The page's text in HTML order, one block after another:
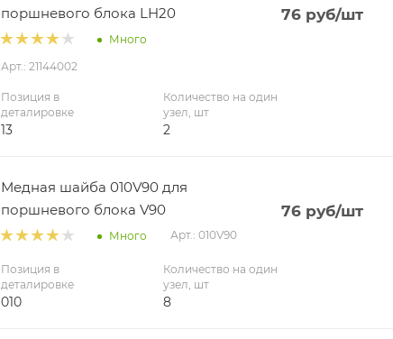
поршневого блока LH20
Много
Арт.: 21144002
76руб/шт
Позиция в
деталировке
13
Количество на один
узел, шт
2
Медная шайба 010V90 для
поршневого блока V90
Много Арт.: 010V90
76руб/шт
Позиция в
деталировке
010
Количество на один
узел, шт
8